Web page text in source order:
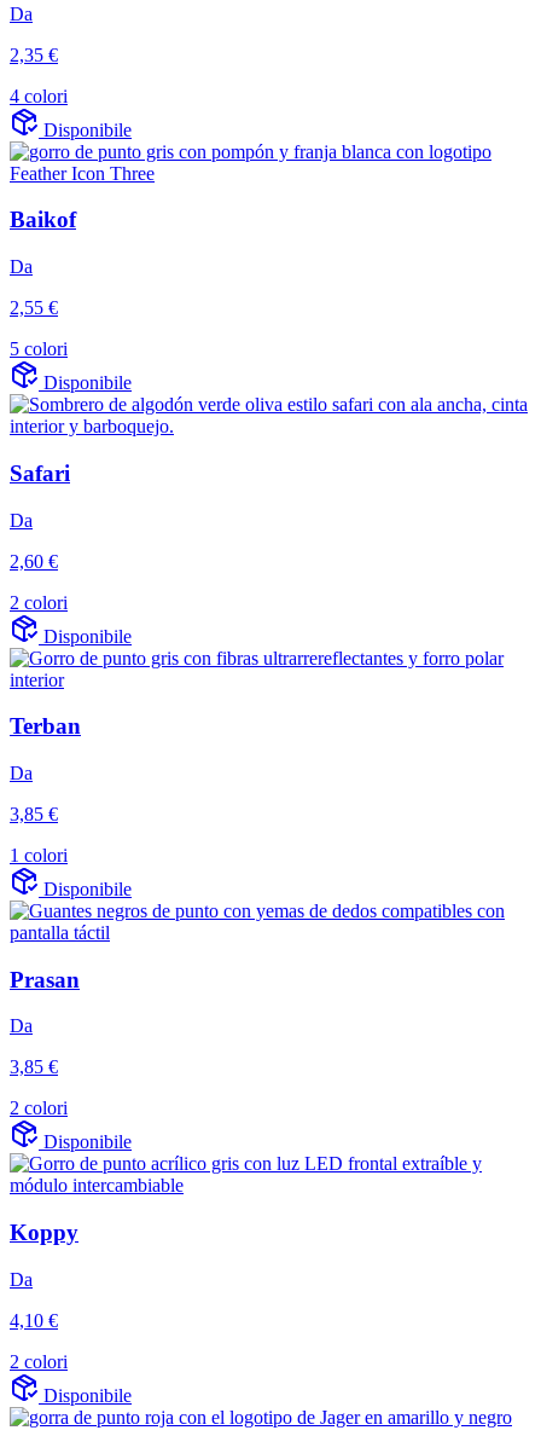
Da
2,35 €
4 colori
Disponibile
Baikof
Da
2,55 €
5 colori
Disponibile
Safari
Da
2,60 €
2 colori
Disponibile
Terban
Da
3,85 €
1 colori
Disponibile
Prasan
Da
3,85 €
2 colori
Disponibile
Koppy
Da
4,10 €
2 colori
Disponibile